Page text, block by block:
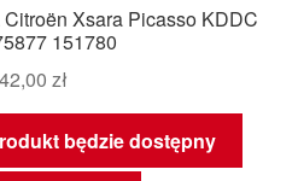
Xsara Picasso KDDC
151780
zł
będzie dostępny